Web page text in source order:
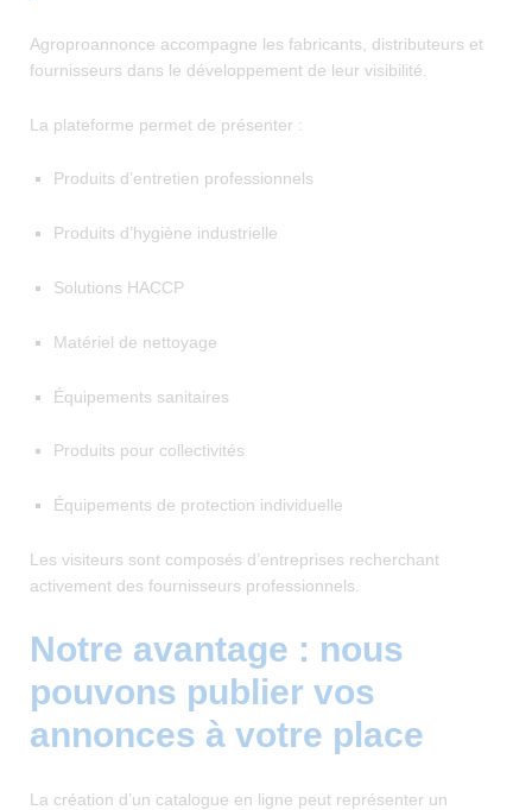
Agroproannonce accompagne les fabricants, distributeurs et
fournisseurs dans le développement de leur visibilité.
La plateforme permet de présenter :
Produits d’entretien professionnels
Produits d’hygiène industrielle
Solutions HACCP
Matériel de nettoyage
Équipements sanitaires
Produits pour collectivités
Équipements de protection individuelle
Les visiteurs sont composés d’entreprises recherchant
activement des fournisseurs professionnels.
Notre avantage : nous
pouvons publier vos
annonces à votre place
La création d’un catalogue en ligne peut représenter un